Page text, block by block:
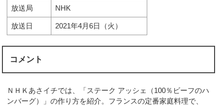
放送局 NHK
放送日 2021年4月6日（火）
コメント
ＮＨＫあさイチでは、「ステーク アッシェ（100％ビーフのハ
ンバーグ）」の作り方を紹介。フランスの定番家庭料理で、